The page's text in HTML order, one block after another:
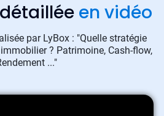
en vidéo
par LyBox : "Quelle stratégie
? Patrimoine, Cash-flow,
..."